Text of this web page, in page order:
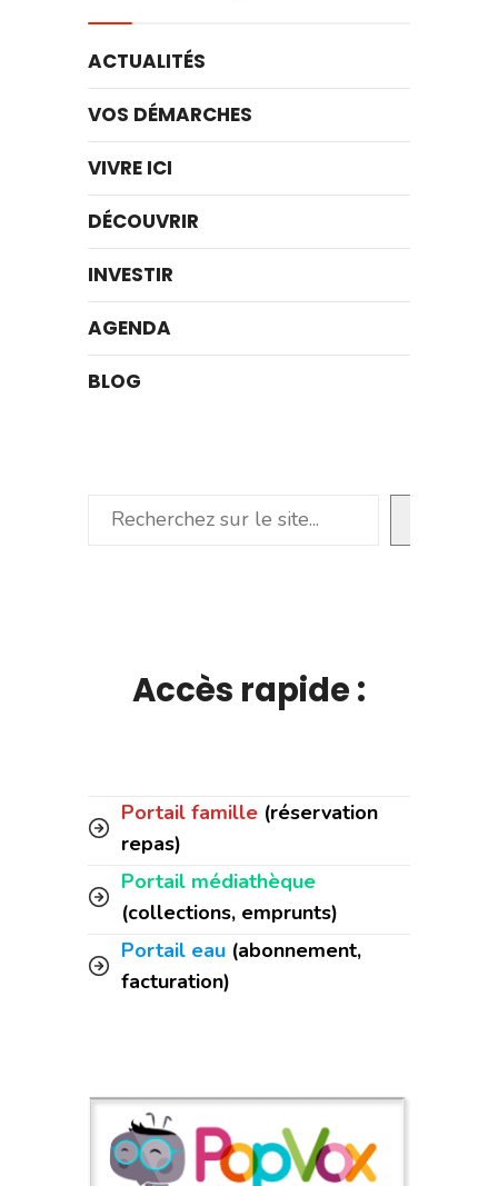
ACTUALITÉS
VOS DÉMARCHES
VIVRE ICI
DÉCOUVRIR
INVESTIR
AGENDA
BLOG
Rechercher
Accès rapide :
Portail famille (réservation
repas)
Portail médiathèque
(collections, emprunts)
Portail eau (abonnement,
facturation)